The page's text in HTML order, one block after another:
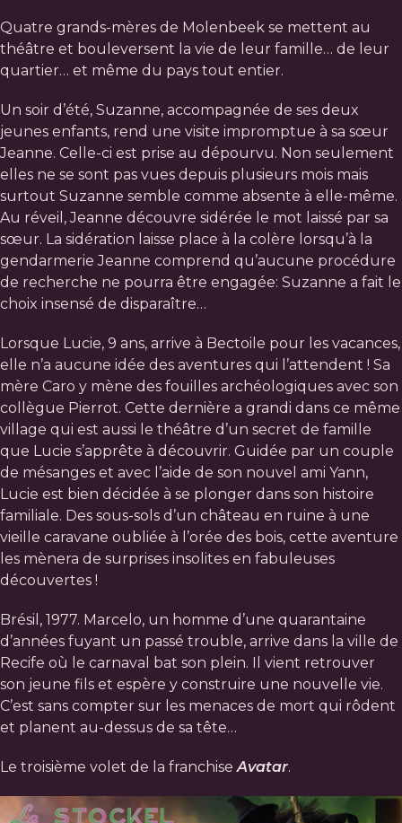
Quatre grands-mères de Molenbeek se mettent au
théâtre et bouleversent la vie de leur famille… de leur
quartier… et même du pays tout entier.
Un soir d’été, Suzanne, accompagnée de ses deux
jeunes enfants, rend une visite impromptue à sa sœur
Jeanne. Celle-ci est prise au dépourvu. Non seulement
elles ne se sont pas vues depuis plusieurs mois mais
surtout Suzanne semble comme absente à elle-même.
Au réveil, Jeanne découvre sidérée le mot laissé par sa
sœur. La sidération laisse place à la colère lorsqu’à la
gendarmerie Jeanne comprend qu’aucune procédure
de recherche ne pourra être engagée: Suzanne a fait le
choix insensé de disparaître…
Lorsque Lucie, 9 ans, arrive à Bectoile pour les vacances,
elle n’a aucune idée des aventures qui l’attendent ! Sa
mère Caro y mène des fouilles archéologiques avec son
collègue Pierrot. Cette dernière a grandi dans ce même
village qui est aussi le théâtre d’un secret de famille
que Lucie s’apprête à découvrir. Guidée par un couple
de mésanges et avec l’aide de son nouvel ami Yann,
Lucie est bien décidée à se plonger dans son histoire
familiale. Des sous-sols d’un château en ruine à une
vieille caravane oubliée à l’orée des bois, cette aventure
les mènera de surprises insolites en fabuleuses
découvertes !
Brésil, 1977. Marcelo, un homme d’une quarantaine
d’années fuyant un passé trouble, arrive dans la ville de
Recife où le carnaval bat son plein. Il vient retrouver
son jeune fils et espère y construire une nouvelle vie.
C’est sans compter sur les menaces de mort qui rôdent
et planent au-dessus de sa tête…
Le troisième volet de la franchiseAvatar.